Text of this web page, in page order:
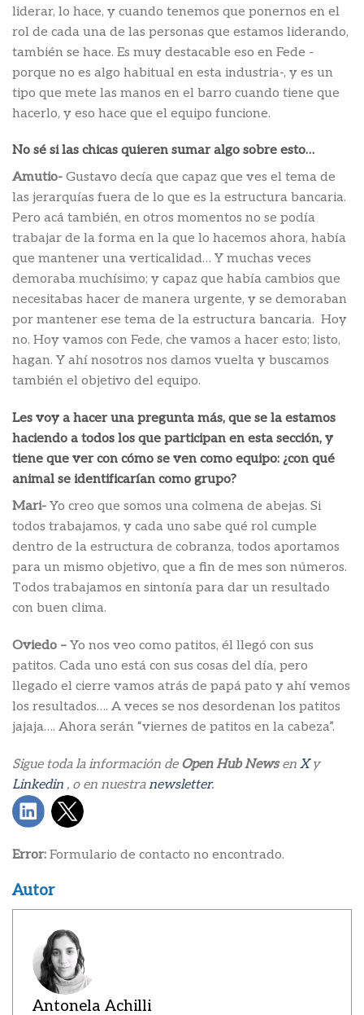
liderar, lo hace, y cuando tenemos que ponernos en el
rol de cada una de las personas que estamos liderando,
también se hace. Es muy destacable eso en Fede -
porque no es algo habitual en esta industria-, y es un
tipo que mete las manos en el barro cuando tiene que
hacerlo, y eso hace que el equipo funcione.
No sé si las chicas quieren sumar algo sobre esto…
Amutio- Gustavo decía que capaz que ves el tema de
las jerarquías fuera de lo que es la estructura bancaria.
Pero acá también, en otros momentos no se podía
trabajar de la forma en la que lo hacemos ahora, había
que mantener una verticalidad… Y muchas veces
demoraba muchísimo; y capaz que había cambios que
necesitabas hacer de manera urgente, y se demoraban
por mantener ese tema de la estructura bancaria. Hoy
no. Hoy vamos con Fede, che vamos a hacer esto; listo,
hagan. Y ahí nosotros nos damos vuelta y buscamos
también el objetivo del equipo.
Les voy a hacer una pregunta más, que se la estamos
haciendo a todos los que participan en esta sección, y
tiene que ver con cómo se ven como equipo: ¿con qué
animal se identificarían como grupo?
Mari- Yo creo que somos una colmena de abejas. Si
todos trabajamos, y cada uno sabe qué rol cumple
dentro de la estructura de cobranza, todos aportamos
para un mismo objetivo, que a fin de mes son números.
Todos trabajamos en sintonía para dar un resultado
con buen clima.
Oviedo – Yo nos veo como patitos, él llegó con sus
patitos. Cada uno está con sus cosas del día, pero
llegado el cierre vamos atrás de papá pato y ahí vemos
los resultados…. A veces se nos desordenan los patitos
jajaja…. Ahora serán “viernes de patitos en la cabeza”.
Sigue toda la información de Open Hub Newsen Xy
Linkedin , o en nuestranewsletter.
Error: Formulario de contacto no encontrado.
Autor
Antonela Achilli